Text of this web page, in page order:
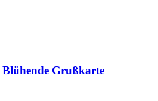
Blühende Grußkarte